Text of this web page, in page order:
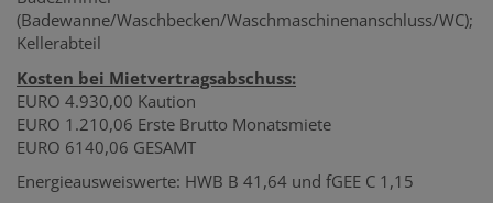
(Badewanne/Waschbecken/Waschmaschinenanschluss/WC);
Kellerabteil
Kosten bei Mietvertragsabschuss:
EURO 4.930,00 Kaution
EURO 1.210,06 Erste Brutto Monatsmiete
EURO 6140,06 GESAMT
Energieausweiswerte: HWB B 41,64 und fGEE C 1,15